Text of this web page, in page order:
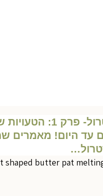
מיתוס הכולסטרול- פרק 1:
עד היום! מאמרים